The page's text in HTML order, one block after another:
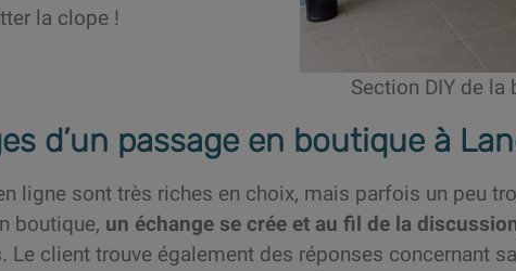
la clope !
Section DIY de la
d’un passage en boutique à
ligne sont très riches en choix, mais parfois un peu
boutique, un échange se crée et au fil de la
. Le client trouve également des réponses concernant